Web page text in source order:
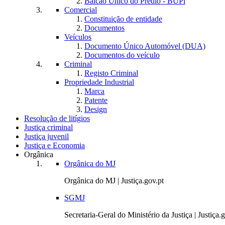
Comercial
Constituição de entidade
Documentos
Veículos
Documento Único Automóvel (DUA)
Documentos do veículo
Criminal
Registo Criminal
Propriedade Industrial
Marca
Patente
Design
Resolução de litígios
Justiça criminal
Justiça juvenil
Justiça e Economia
Orgânica
Orgânica do MJ
Orgânica do MJ | Justiça.gov.pt
SGMJ
Secretaria-Geral do Ministério da Justiça |